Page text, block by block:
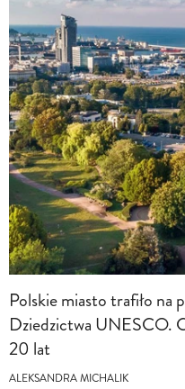
Polskie miasto trafiło na
Dziedzictwa UNESCO.
20 lat
ALEKSANDRA MICHALIK